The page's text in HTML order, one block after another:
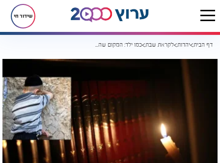
שידור חי
דף הבית יהדות לקראת שבת כמו ילד: המקום שהמצוות נוגעות בי גם כשאני לא מקיים אותן